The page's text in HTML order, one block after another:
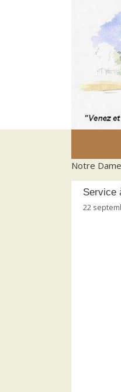
Notre
Service
22